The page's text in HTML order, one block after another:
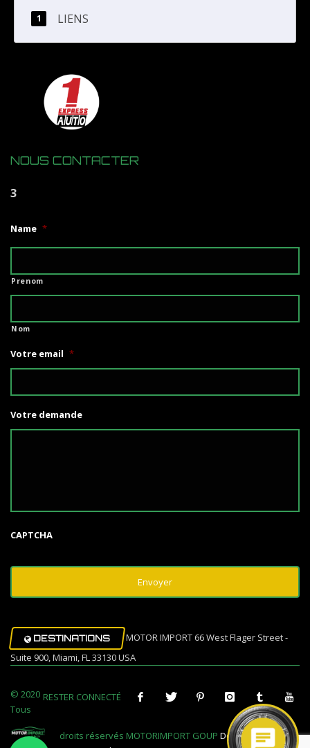
LIENS
NOUS CONTACTER
3
Name *
Prenom
Nom
Votre email *
Votre demande
CAPTCHA
DESTINATIONS
MOTOR IMPORT 66 West Flager Street -
Suite 900, Miami, FL 33130 USA
RESTER CONNECTÉ
© 2020
Tous
droits réservés MOTORIMPORT GOUP Design Muovi